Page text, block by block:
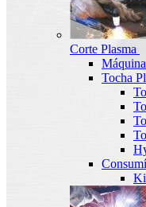
Corte Plasma
Tocha